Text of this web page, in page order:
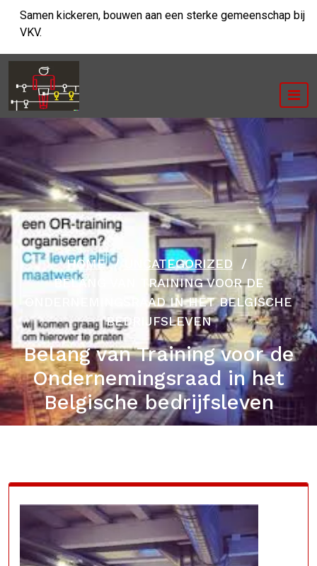
naar
inhoud
Samen kickeren, bouwen aan een sterke gemeenschap bij
VKV.
HOME/ UNCATEGORIZED /
BELANG VAN TRAINING VOOR DE
ONDERNEMINGSRAAD IN HET BELGISCHE
BEDRIJFSLEVEN
Belang van Training voor de
Ondernemingsraad in het
Belgische bedrijfsleven